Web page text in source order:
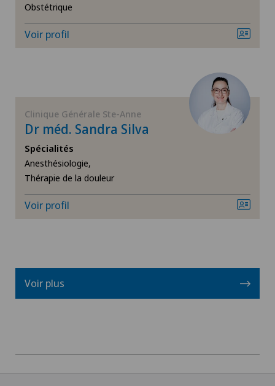
Névrome de Morton
Ostéoporose, fractures de la colonne vertébrale
Oto-rhino-laryngologie (ORL)
Prothèse de genou
Prothèse de hanche
Obstétrique
Voir profil
Clinique Générale Ste-Anne
Dr méd. Sandra Silva
Spécialités
Anesthésiologie,
Thérapie de la douleur
Voir profil
Voir plus